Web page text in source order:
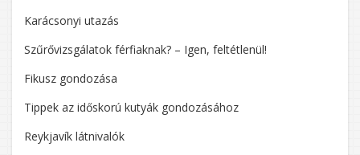
Karácsonyi utazás
Szűrővizsgálatok férfiaknak? – Igen, feltétlenül!
Fikusz gondozása
Tippek az időskorú kutyák gondozásához
Reykjavík látnivalók